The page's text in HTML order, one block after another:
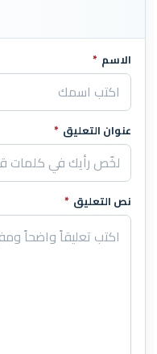
اترك هذا الحقل فارغاً
الاسم *
عنوان التعليق *
نص التعليق *